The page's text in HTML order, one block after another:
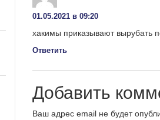
01.05.2021 в 09:20
хакимы приказывают вырубать
Ответить
Добавить
Ваш адрес email не будет